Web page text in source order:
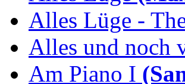
Alles Lüge -
Alles und noch
Am Piano I